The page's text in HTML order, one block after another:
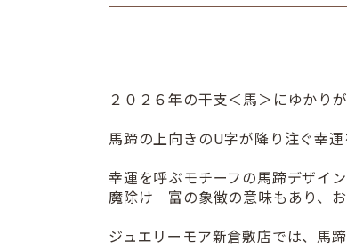
２０２６年の干支＜馬＞にゆかり
馬蹄の上向きのU字が降り注ぐ幸
幸運を呼ぶモチーフの馬蹄デザイ
魔除け 富の象徴の意味もあり、
ジュエリーモア新倉敷店では、馬